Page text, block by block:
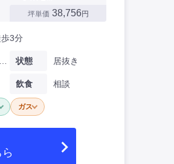
坪単価 38,756円
3分
状態 居抜き
飲食 相談
ガス